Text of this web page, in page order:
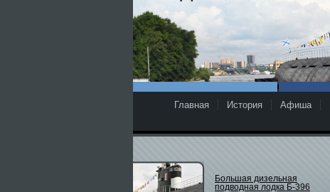
Главная История Афиша
Большая дизельная
подводная лодка Б-396